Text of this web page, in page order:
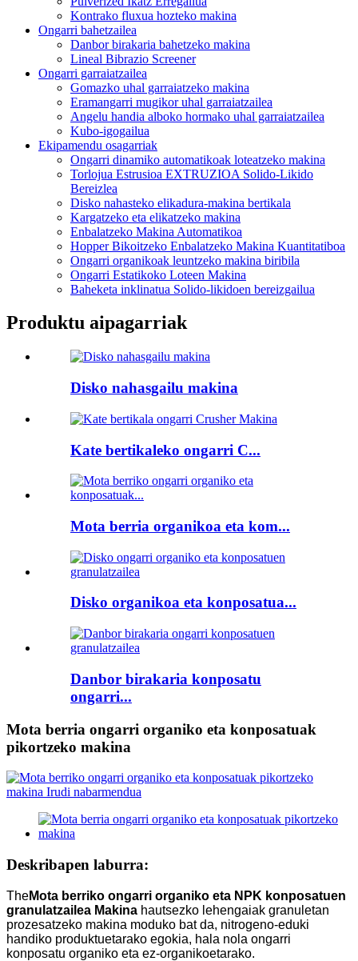
Kontrako fluxua hozteko makina
Ongarri bahetzailea
Danbor birakaria bahetzeko makina
Lineal Bibrazio Screener
Ongarri garraiatzailea
Gomazko uhal garraiatzeko makina
Eramangarri mugikor uhal garraiatzailea
Angelu handia alboko hormako uhal garraiatzailea
Kubo-igogailua
Ekipamendu osagarriak
Ongarri dinamiko automatikoak loteatzeko makina
Torlojua Estrusioa EXTRUZIOA Solido-Likido
Bereizlea
Disko nahasteko elikadura-makina bertikala
Kargatzeko eta elikatzeko makina
Enbalatzeko Makina Automatikoa
Hopper Bikoitzeko Enbalatzeko Makina Kuantitatiboa
Ongarri organikoak leuntzeko makina biribila
Ongarri Estatikoko Loteen Makina
Baheketa inklinatua Solido-likidoen bereizgailua
Produktu aipagarriak
Disko nahasgailu makina
Kate bertikaleko ongarri C...
Mota berria organikoa eta kom...
Disko organikoa eta konposatua...
Danbor birakaria konposatu
ongarri...
Mota berria ongarri organiko eta konposatuak
pikortzeko makina
Deskribapen laburra:
TheMota berriko ongarri organiko eta NPK konposatuen
granulatzailea Makina hautsezko lehengaiak granuletan
prozesatzeko makina moduko bat da, nitrogeno-eduki
handiko produktuetarako egokia, hala nola ongarri
konposatu organiko eta ez-organikoetarako.